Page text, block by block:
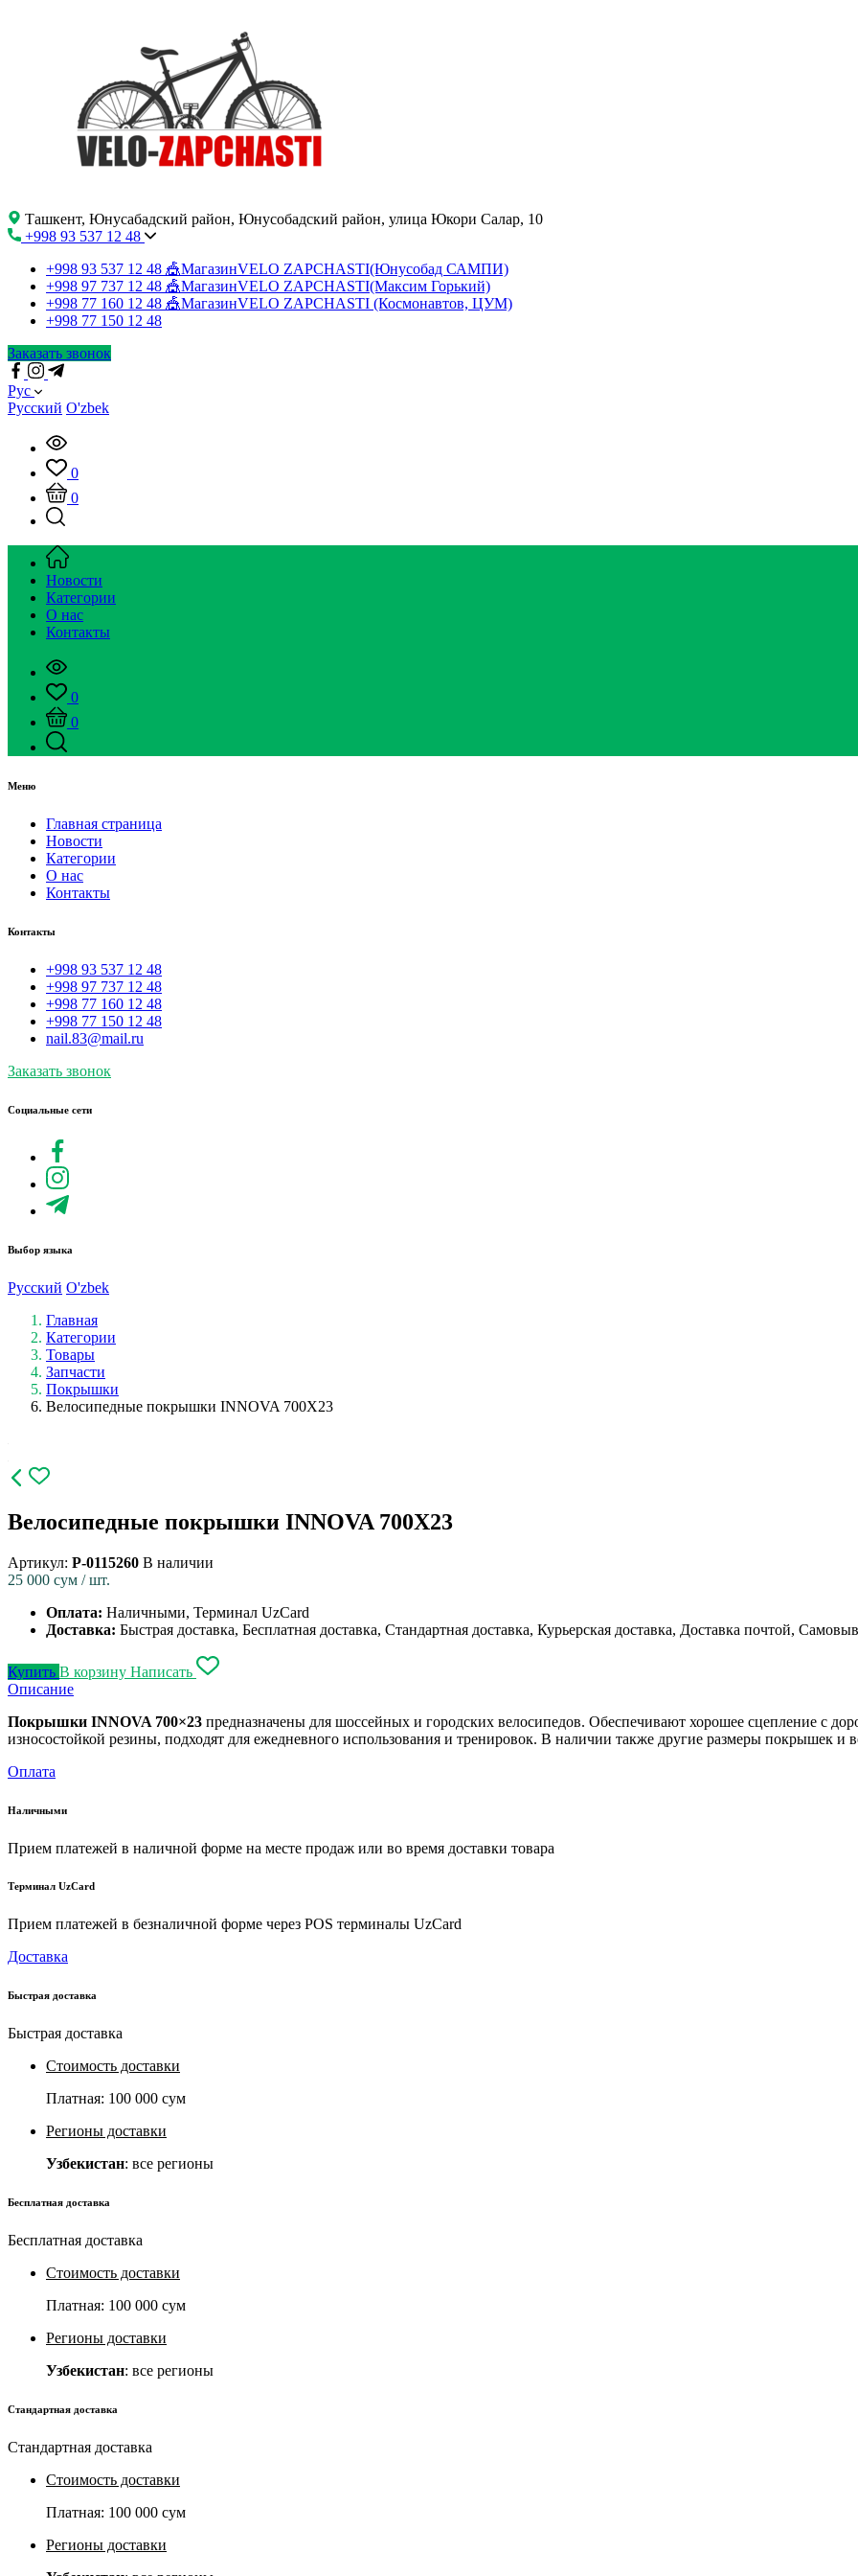
Ташкент, Юнусабадский район, Юнусобадский район, улица Юкори Салар, 10
+998 93 537 12 48
+998 93 537 12 48 🎪МагазинVELO ZAPCHASTI(Юнусобад САМПИ)
+998 97 737 12 48 🎪МагазинVELO ZAPCHASTI(Максим Горький)
+998 77 160 12 48 🎪МагазинVELO ZAPCHASTI (Космонавтов, ЦУМ)
+998 77 150 12 48
Заказать звонок
Рус
Русский O'zbek
0
0
Новости
Категории
О нас
Контакты
0
0
Меню
Главная страница
Новости
Категории
О нас
Контакты
Контакты
+998 93 537 12 48
+998 97 737 12 48
+998 77 160 12 48
+998 77 150 12 48
nail.83@mail.ru
Заказать звонок
Социальные сети
Выбор языка
Русский O'zbek
Главная
Категории
Товары
Запчасти
Покрышки
Велосипедные покрышки INNOVA 700X23
Велосипедные покрышки INNOVA 700X23
Артикул: P-0115260 В наличии
25 000 сум / шт.
Оплата: Наличными, Терминал UzCard
Доставка: Быстрая доставка, Бесплатная доставка, Стандартная доставка, Курьерская доставка, Доставка почтой,
Купить В корзину Написать
Описание
Покрышки INNOVA 700×23 предназначены для шоссейных и городских велосипедов. Обеспечивают хорошее сцепление с
износостойкой резины, подходят для ежедневного использования и тренировок. В наличии также другие размеры покрышек и
Оплата
Наличными
Прием платежей в наличной форме на месте продаж или во время доставки товара
Терминал UzCard
Прием платежей в безналичной форме через POS терминалы UzCard
Доставка
Быстрая доставка
Быстрая доставка
Стоимость доставки
Платная: 100 000 сум
Регионы доставки
Узбекистан: все регионы
Бесплатная доставка
Бесплатная доставка
Стоимость доставки
Платная: 100 000 сум
Регионы доставки
Узбекистан: все регионы
Стандартная доставка
Стандартная доставка
Стоимость доставки
Платная: 100 000 сум
Регионы доставки